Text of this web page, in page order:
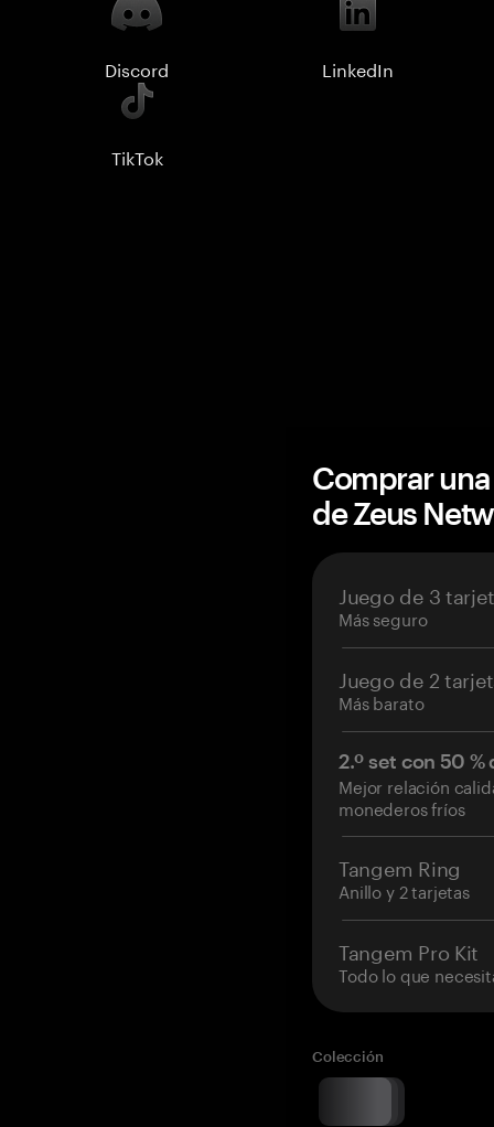
Discord LinkedIn
TikTok
Comprar
de Zeus
Juego de 3
Más seguro
Juego de 2
Más barato
2.º set con 50
Mejor relación
monederos fríos
Tangem Ring
Anillo y 2 tarjetas
Tangem Pro Kit
Todo lo que
Colección